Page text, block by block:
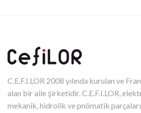
C.E.F.I.LOR 2008 yılında kurulan ve
alan bir aile şirketidir. C.E.F.I.LOR,
mekanik, hidrolik ve pnömatik